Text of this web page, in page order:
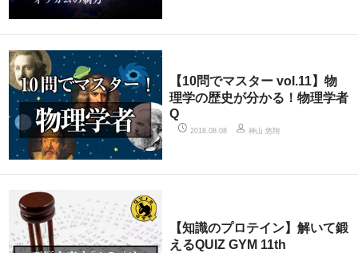
【10問でマスター vol.11】物
理学の歴史が分かる！物理学者
Q
2018.08.08 神山 悠翔
【知識のプロテイン】解いて鍛
えるQUIZ GYM 11th